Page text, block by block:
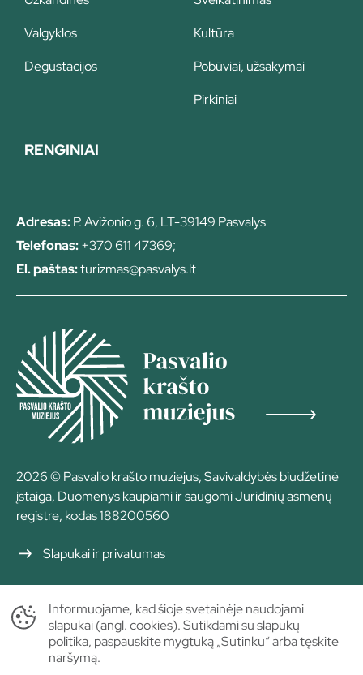
Valgyklos
Degustacijos
Kultūra
Pobūviai, užsakymai
Pirkiniai
RENGINIAI
Adresas:P. Avižonio g. 6, LT-39149 Pasvalys
Telefonas:+370 611 47369;
El. paštas:turizmas@pasvalys.lt
2026 © Pasvalio krašto muziejus, Savivaldybės biudžetinė
įstaiga, Duomenys kaupiami ir saugomi Juridinių asmenų
registre, kodas 188200560
Slapukai ir privatumas
Sprendimas:
Informuojame, kad šioje svetainėje naudojami
slapukai (angl. cookies). Sutikdami su slapukų
politika, paspauskite mygtuką „Sutinku“ arba tęskite
naršymą.